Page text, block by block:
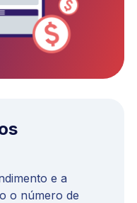
e a
o número de